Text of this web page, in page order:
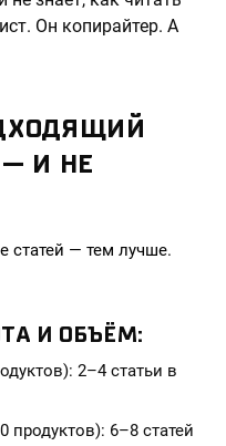
Он копирайтер. А
И НЕ
статей — тем лучше.
И ОБЪЁМ:
2–4 статьи в
продуктов): 6–8 статей